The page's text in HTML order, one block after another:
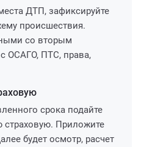
ДТП, зафиксируйте
происшествия.
со вторым
ОСАГО, ПТС, права,
срока подайте
страховую. Приложите
будет осмотр, расчет